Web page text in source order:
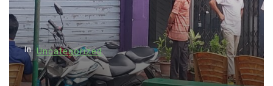
o
n
In Uncategorized